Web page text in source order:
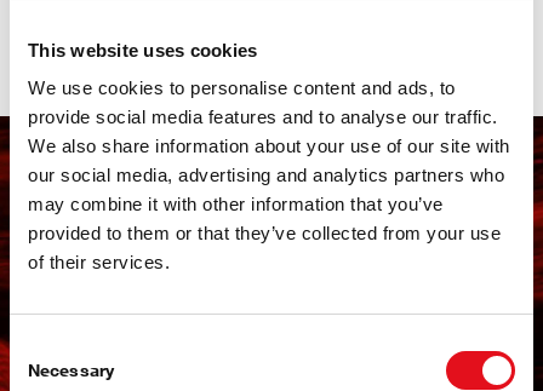
This website uses cookies
We use cookies to personalise content and ads, to
provide social media features and to analyse our traffic.
We also share information about your use of our site with
our social media, advertising and analytics partners who
may combine it with other information that you’ve
provided to them or that they’ve collected from your use
of their services.
Consent
Selection
Necessary
A csendes és hatékony fékekért
Rezgések és zaj minimalizálása
Csörgés, rezgések, zaj – mindezek az NVH jelenségek
ronthatják a vezetési élményt. A zajok és rezgések,
Új febi fékbetét fejlesztése során számos technológiát
alkalmaznak a kellemetlen rezgések és zajok